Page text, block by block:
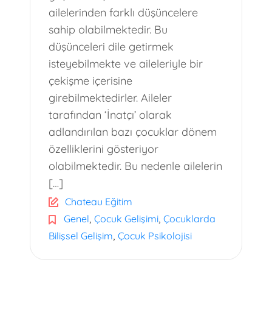
ailelerinden farklı düşüncelere
sahip olabilmektedir. Bu
düşünceleri dile getirmek
isteyebilmekte ve aileleriyle bir
çekişme içerisine
girebilmektedirler. Aileler
tarafından ‘İnatçı’ olarak
adlandırılan bazı çocuklar dönem
özelliklerini gösteriyor
olabilmektedir. Bu nedenle ailelerin
[…]
Chateau Eğitim
Genel, Çocuk Gelişimi, Çocuklarda
Bilişsel Gelişim, Çocuk Psikolojisi